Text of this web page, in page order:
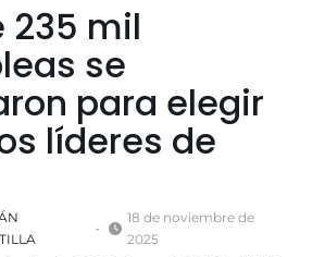
235 mil
se
para elegir
líderes de
18 de noviembre de
2025